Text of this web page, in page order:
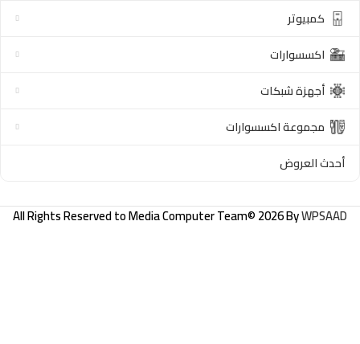
كمبيوتر
اكسسوارات
أجهزة شبكات
مجموعة اكسسوارات
أحدث العروض
All Rights Reserved toMedia Computer Team© 2026 ByWPSAAD